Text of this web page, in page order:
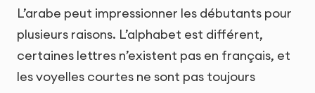
L’arabe peut impressionner les débutants pour
plusieurs raisons. L’alphabet est différent,
certaines lettres n’existent pas en français, et
les voyelles courtes ne sont pas toujours